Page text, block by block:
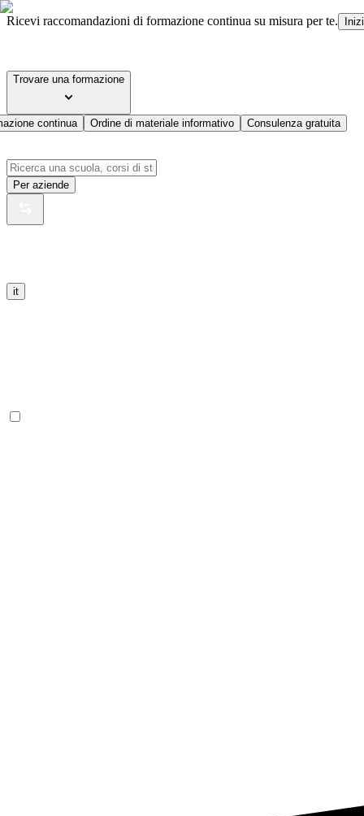
Ricevi raccomandazioni di formazione continua su misura per te.
Trovare una formazione
continua Ordine di materiale informativo Consulenza gratuita
Per aziende
it